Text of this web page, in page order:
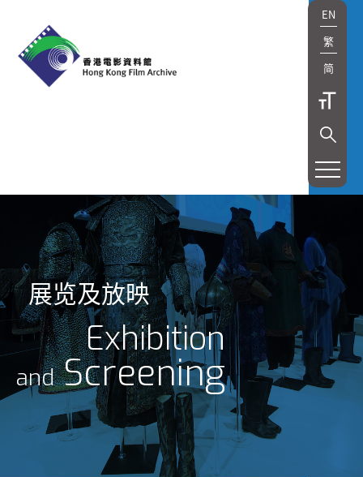
EN
繁
简
展览及放映
Exhibition
and Screening